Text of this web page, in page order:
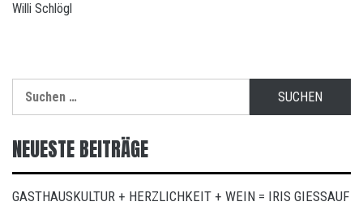
Willi Schlögl
nach:
NEUESTE BEITRÄGE
GASTHAUSKULTUR + HERZLICHKEIT + WEIN = IRIS GIESSAUF